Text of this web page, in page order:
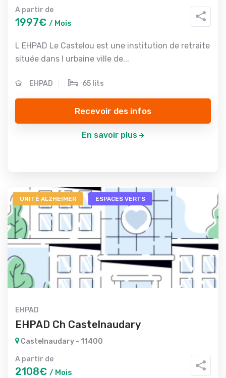
A partir de
1997€ / Mois
L EHPAD Le Castelou est une institution de retraite
située dans l urbaine ville de...
EHPAD 65 lits
Recevoir des infos
En savoir plus
UNITÉ ALZHEIMER ESPACES VERTS
EHPAD
EHPAD Ch Castelnaudary
Castelnaudary - 11400
A partir de
2108€ / Mois